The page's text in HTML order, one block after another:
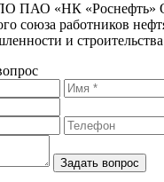
ПАО «НК «Роснефть»
союза работников
и строительства
Задать вопрос